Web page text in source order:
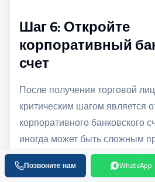
Шаг 6: Откройте
корпоративный
счет
После получения торговой
критическим шагом является
корпоративного банковского
иногда может быть сложным
банки требуют обширной
благонадежности.
Позвоните нам WhatsApp